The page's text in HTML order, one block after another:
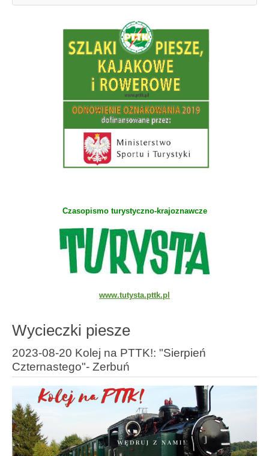
Czasopismo turystyczno-krajoznawcze
www.tutysta.pttk.pl
Wycieczki piesze
2023-08-20 Kolej na PTTK!: "Sierpień
Czternastego"- Zerbuń